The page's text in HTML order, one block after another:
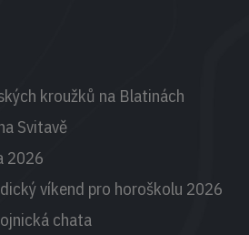
kroužků na Blatinách
Svitavě
2026
víkend pro horoškolu 2026
chata